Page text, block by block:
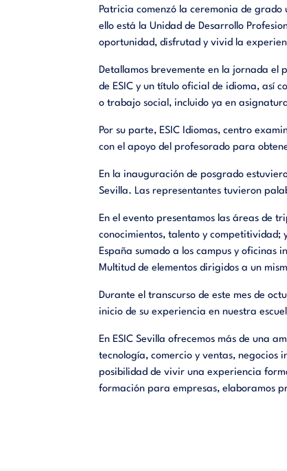
Patricia comenzó la ceremonia de
ello está la Unidad de Desarrollo
oportunidad, disfrutad y vivid la
Detallamos brevemente en la jornada el
de ESIC y un título oficial de idioma, así
o trabajo social, incluido ya en
Por su parte, ESIC Idiomas, centro
con el apoyo del profesorado para
En la inauguración de posgrado
Sevilla. Las representantes tuvieron
En el evento presentamoslas áreas de
conocimientos, talento y competitividad;
España sumado a los campus y oficinas
Multitud de elementos dirigidos a un
Durante el transcurso de este mes de
inicio de su experiencia ennuestra
EnESIC Sevilla ofrecemosmás de una
tecnología, comercio y ventas, negocios
posibilidad de vivir una experiencia
formación para empresas, elaboramos